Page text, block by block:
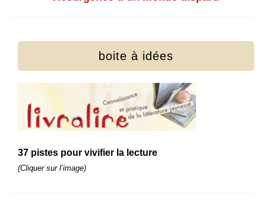
boite à idées
37 pistes pour vivifier la lecture
(Cliquer sur l’image)